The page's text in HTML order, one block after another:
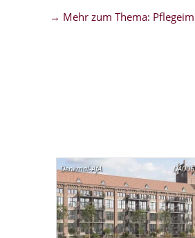
→ Mehr zum Thema:
Denkmal-AfA